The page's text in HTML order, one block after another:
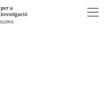
Vés al contingut